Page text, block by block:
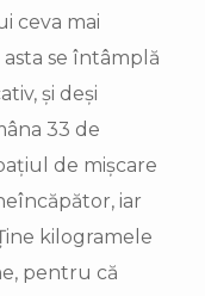
ceva mai
se întâmplă
și deși
33 de
de mișcare
iar
kilogramele
pentru că